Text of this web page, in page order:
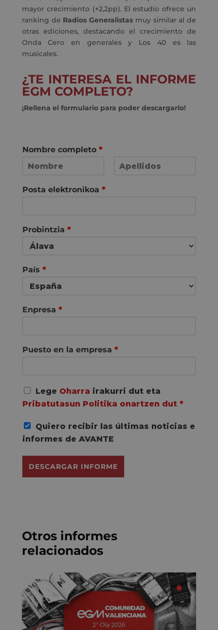
mayor crecimiento (+2,2pp). El estudio ofrece un
ranking de Radios Generalistas muy similar al de
otras ediciones, destacando el crecimiento de
Onda Cero en generales y Los 40 es las
musicales.
¿TE INTERESA EL INFORME
EGM COMPLETO?
¡Rellena el formulario para poder descargarlo!
Nombre completo *
i
rPosta elektronikoa *
Probintzia *
País *
Enpresa *
Puesto en la empresa *
A
c
u
r
d
R
P
Lege Oharra irakurri dut eta
Pribatutasun Politika onartzen dut *
Quiero recibir las últimas noticias e
informes de AVANTE
DESCARGAR INFORME
Otros informes
relacionados